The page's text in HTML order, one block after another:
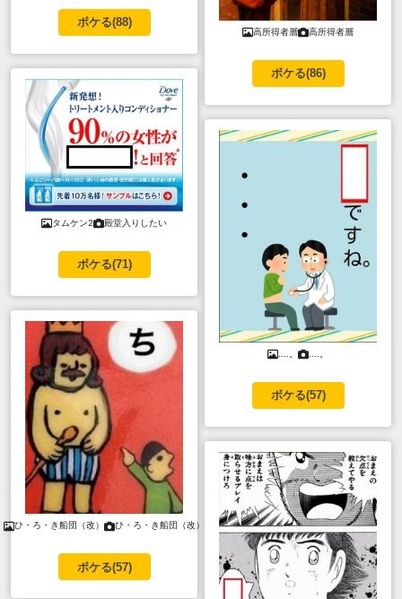
ボケる(88)
タムケン2 殿堂入りしたい
ボケる(71)
ひ・ろ・き船団（改） ひ・ろ・き船団（改）
ボケる(57)
高所得者層 高所得者層
ボケる(86)
ボケる(57)